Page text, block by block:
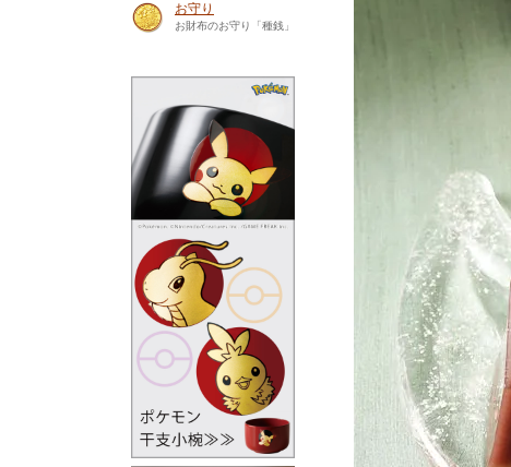
お守り
お財布のお守り「種銭」